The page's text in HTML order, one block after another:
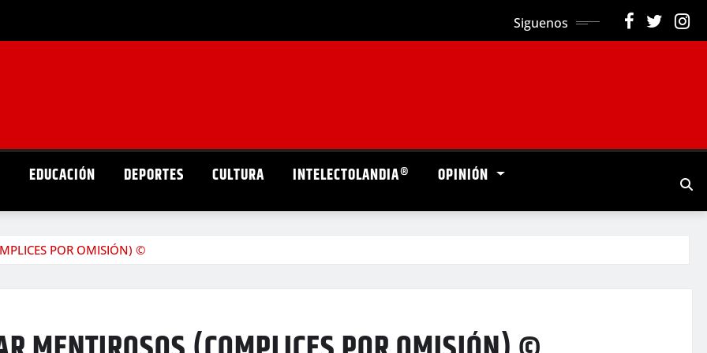
Siguenos
EDUCACIÓN DEPORTES CULTURA INTELECTOLANDIA® OPINIÓN
POR OMISIÓN) ©